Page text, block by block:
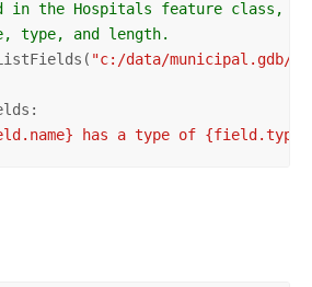
in the Hospitals feature class,
type, and length.
"c:/data/municipal.gdb/
has a type of